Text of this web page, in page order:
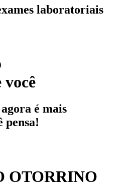
laboratoriais
você
é mais
pensa!
OTORRINO